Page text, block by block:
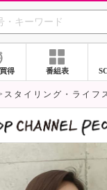
SHOP
得 番組表
スタイリング・ライフ